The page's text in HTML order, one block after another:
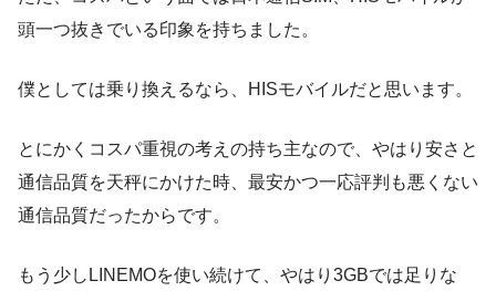
頭一つ抜きでいる印象を持ちました。
僕としては乗り換えるなら、HISモバイルだと思います。
とにかくコスパ重視の考えの持ち主なので、やはり安さと
通信品質を天秤にかけた時、最安かつ一応評判も悪くない
通信品質だったからです。
もう少しLINEMOを使い続けて、やはり3GBでは足りな